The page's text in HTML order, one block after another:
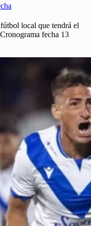
local que tendrá el
fecha 13